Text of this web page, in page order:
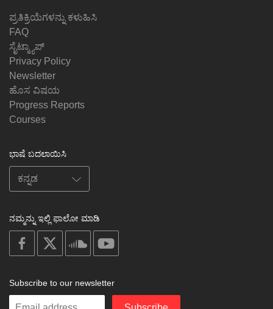
ಪ್ರತಿಕ್ರಿಯೆಗಳನ್ನು ಕಳುಹಿಸಿ
FAQ
ಸೈಟ್ಮ್ಯಾಪ್
Privacy Policy
Newsletter
ಹೊಸ ವಿಷಯ
Progress Reports
Courses
ಭಾಷೆ ಬದಲಾಯಿಸಿ
ನಮ್ಮನ್ನು ಇಲ್ಲಿ ಫಾಲೋ ಮಾಡಿ
on
facebook
soundcloud
Subscribe to our newsletter
Enter